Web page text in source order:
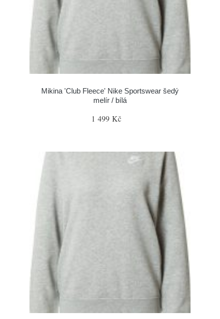
Mikina 'Club Fleece' Nike Sportswear šedý
melír / bílá
1 499 Kč